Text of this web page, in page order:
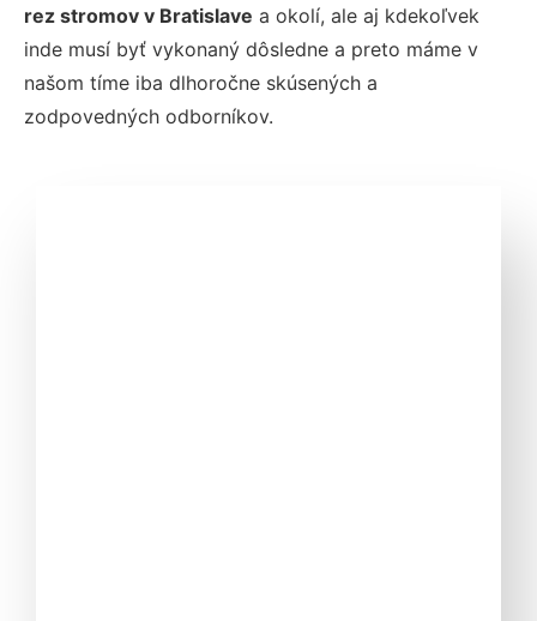
rez stromov v Bratislave a okolí, ale aj kdekoľvek
inde musí byť vykonaný dôsledne a preto máme v
našom tíme iba dlhoročne skúsených a
zodpovedných odborníkov.